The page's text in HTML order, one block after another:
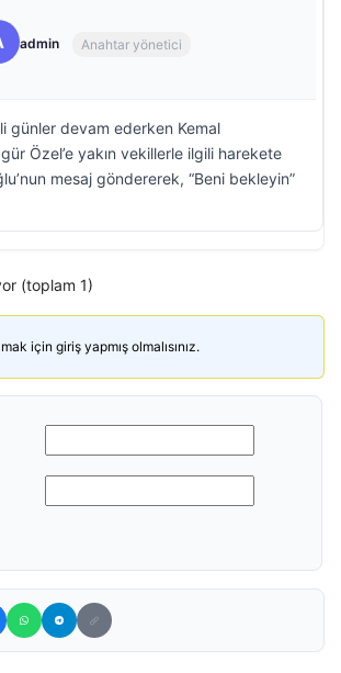
admin Anahtar yönetici
günler devam ederken Kemal
Özel’e yakın vekillerle ilgili harekete
mesaj göndererek, “Beni bekleyin”
(toplam 1)
için giriş yapmış olmalısınız.